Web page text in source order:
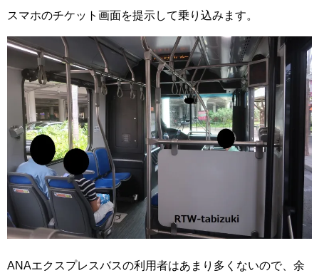
スマホのチケット画面を提示して乗り込みます。
ANAエクスプレスバスの利用者はあまり多くないので、余